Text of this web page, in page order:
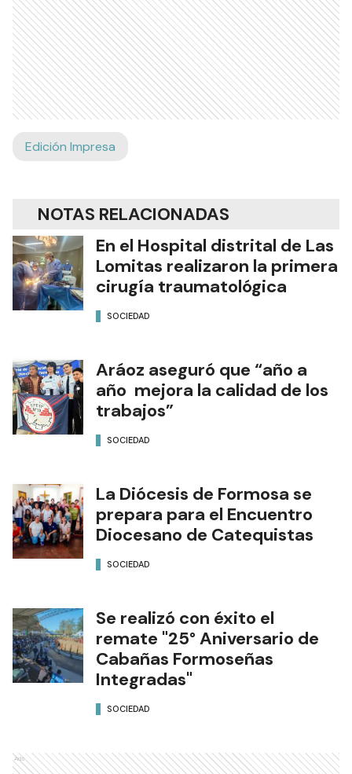
Edición Impresa
NOTAS RELACIONADAS
En el Hospital distrital de Las
Lomitas realizaron la primera
cirugía traumatológica
SOCIEDAD
Aráoz aseguró que “año a
año mejora la calidad de los
trabajos”
SOCIEDAD
La Diócesis de Formosa se
prepara para el Encuentro
Diocesano de Catequistas
SOCIEDAD
Se realizó con éxito el
remate "25° Aniversario de
Cabañas Formoseñas
Integradas"
SOCIEDAD
Ads